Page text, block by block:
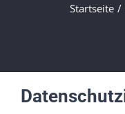
Startseite /